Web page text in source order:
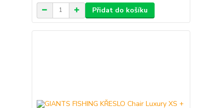
Přidat do košíku